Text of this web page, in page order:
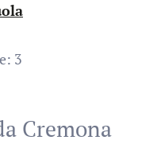
3
Cremona